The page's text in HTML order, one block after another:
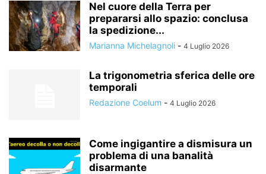
Nel cuore della Terra per
prepararsi allo spazio: conclusa
la spedizione...
Marianna Michelagnoli - 4 Luglio 2026
La trigonometria sferica delle ore
temporali
Redazione Coelum - 4 Luglio 2026
Come ingigantire a dismisura un
problema di una banalità
disarmante